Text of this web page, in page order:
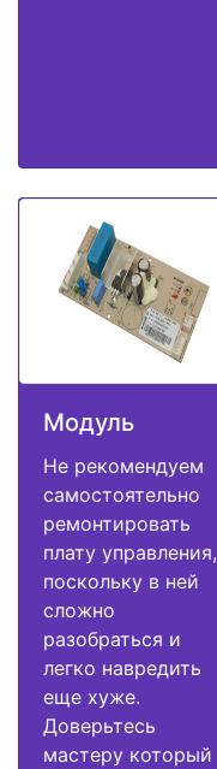
Модуль
Не рекомендуем
самостоятельно
ремонтировать
плату управления,
поскольку в ней
сложно
разобраться и
легко навредить
еще хуже.
Доверьтесь
мастеру который